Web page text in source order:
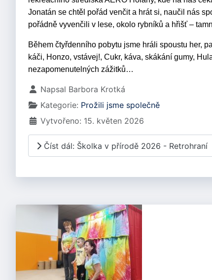
Jonatán se chtěl pořád venčit a hrát si, naučil nás
pořádně vyvenčili v lese, okolo rybníků a hřišť –
Během čtyřdenního pobytu jsme hráli spoustu her,
káči, Honzo, vstávej!, Cukr, káva, skákání gumy,
nezapomenutelných zážitků…
Základní údaje
Napsal Barbora Krotká
Kategorie: Prožili jsme společně
Vytvořeno: 15. květen 2026
Číst dál: Školka v přírodě 2026 - Retrohraní